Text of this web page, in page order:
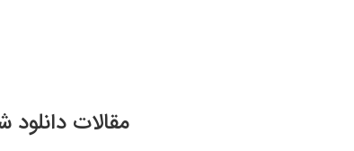
مقالات دانلود